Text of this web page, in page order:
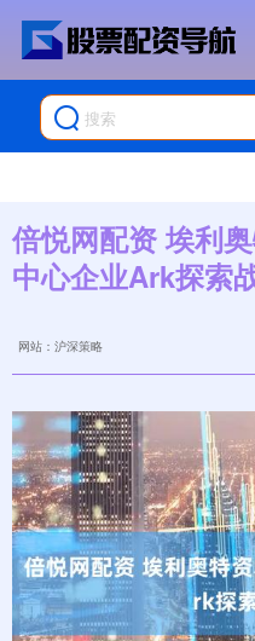
倍悦网配资 埃利
中心企业Ark探索
网站：沪深策略